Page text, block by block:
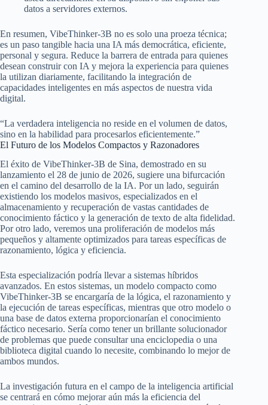
datos a servidores externos.
En resumen, VibeThinker-3B no es solo una proeza técnica;
es un paso tangible hacia una IA más democrática, eficiente,
personal y segura. Reduce la barrera de entrada para quienes
desean construir con IA y mejora la experiencia para quienes
la utilizan diariamente, facilitando la integración de
capacidades inteligentes en más aspectos de nuestra vida
digital.
“La verdadera inteligencia no reside en el volumen de datos,
sino en la habilidad para procesarlos eficientemente.”
El Futuro de los Modelos Compactos y Razonadores
El éxito de VibeThinker-3B de Sina, demostrado en su
lanzamiento el 28 de junio de 2026, sugiere una bifurcación
en el camino del desarrollo de la IA. Por un lado, seguirán
existiendo los modelos masivos, especializados en el
almacenamiento y recuperación de vastas cantidades de
conocimiento fáctico y la generación de texto de alta fidelidad.
Por otro lado, veremos una proliferación de modelos más
pequeños y altamente optimizados para tareas específicas de
razonamiento, lógica y eficiencia.
Esta especialización podría llevar a sistemas híbridos
avanzados. En estos sistemas, un modelo compacto como
VibeThinker-3B se encargaría de la lógica, el razonamiento y
la ejecución de tareas específicas, mientras que otro modelo o
una base de datos externa proporcionarían el conocimiento
fáctico necesario. Sería como tener un brillante solucionador
de problemas que puede consultar una enciclopedia o una
biblioteca digital cuando lo necesite, combinando lo mejor de
ambos mundos.
La investigación futura en el campo de la inteligencia artificial
se centrará en cómo mejorar aún más la eficiencia del